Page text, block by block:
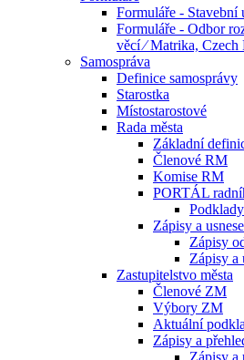
Formuláře - Stavební
Formuláře - Odbor
věcí ⁄ Matrika,
Samospráva
Definice samosprávy
Starostka
Místostarostové
Rada města
Základní
Členové RM
Komise RM
PORTÁL
Zápisy a
Zápisy
Zápisy a
Zastupitelstvo města
Členové ZM
Výbory ZM
Aktuální
Zápisy a
Zápisy a